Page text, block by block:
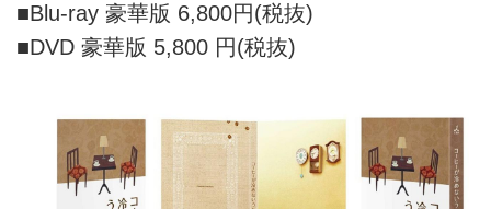
■Blu-ray 豪華版 6,800円(税抜)
■DVD 豪華版 5,800 円(税抜)